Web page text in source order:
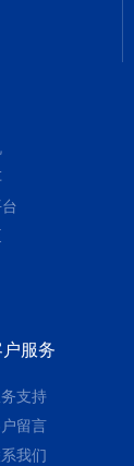
服务
支持
留言
我们